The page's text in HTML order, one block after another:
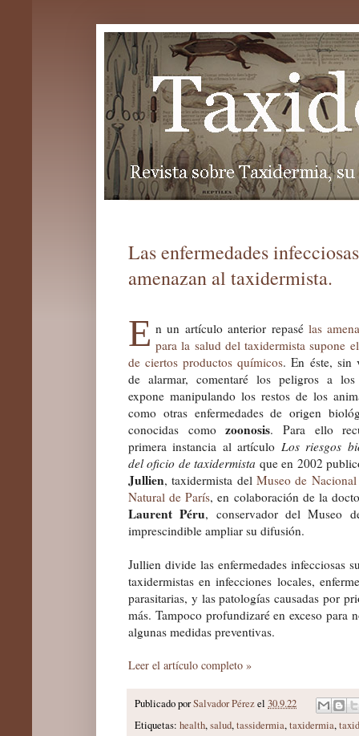
Las enfermedades
amenazan al taxidermista.
E n un artículo anterior repasélas
para la salud del taxidermista supone
de ciertos productos químicos. En éste, sin
de alarmar, comentaré los peligros a
expone manipulando los restos de los
como otras enfermedades de origen
conocidas comozoonosis. Para ello
primera instancia al artículo Los riesgos
del oficio de taxidermista que en 2002
Jullien, taxidermista del Museo de
Natural de París, en colaboración de la
Laurent Péru, conservador del Museo
imprescindible ampliar su difusión.
Jullien divide las enfermedades infecciosas
taxidermistas en infecciones locales,
parasitarias, y las patologías causadas por
más. Tampoco profundizaré en exceso
algunas medidas preventivas.
Leer el artículo completo »
Publicado porSalvador Pérezel 30.9.22
Etiquetas: health,salud,tassidermia,taxidermia,